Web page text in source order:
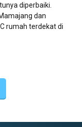
diperbaiki.
dan
rumah terdekat di